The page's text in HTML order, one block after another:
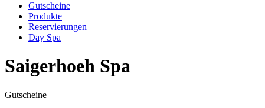
Gutscheine
Produkte
Reservierungen
Day Spa
Saigerhoeh Spa
Gutscheine